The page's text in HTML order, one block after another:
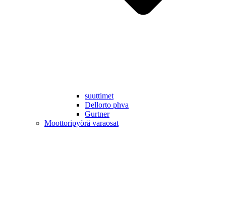
suuttimet
Dellorto phva
Gurtner
Moottoripyörä varaosat